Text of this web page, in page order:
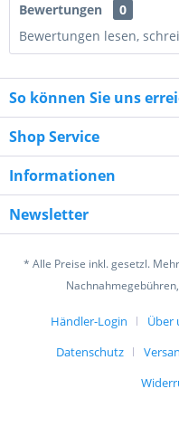
2 + 5 = ?
Ich habe die
verstanden und stimme
Bewertungen
0
Bewertungen lesen,
So können Sie uns
Shop Service
Informationen
Newsletter
* Alle Preise inkl. gesetzl.
Händler-Login Über
Datenschutz